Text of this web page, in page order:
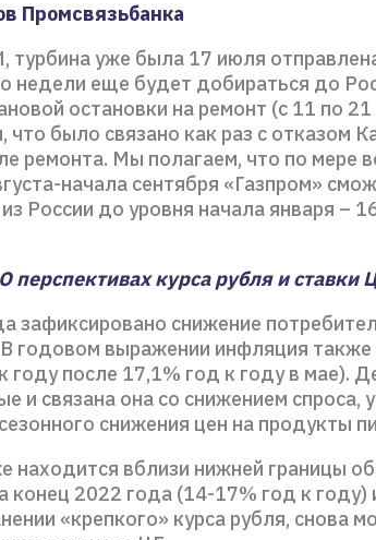
Промсвязьбанка
уже была 17 июля
недели еще будет добираться до
остановки на ремонт (с 11 по
что было связано как раз с отказом
ремонта. Мы полагаем, что по мере
начала сентября «Газпром»
из России до уровня начала января –
перспективах курса рубля и ставки
зафиксировано снижение
годовом выражении инфляция также
году после 17,1% год к году в мае).
и связана она со снижением спроса,
снижения цен на продукты
вблизи нижней границы
конец 2022 года (14-17% год к году)
«крепкого» курса рубля, снова